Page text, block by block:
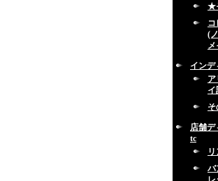
★
コ
(
メ
インデ
ア
イ
そ
店舗デ
tc
バ